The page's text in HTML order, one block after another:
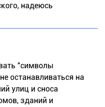
надеюсь
"символы
останавливаться на
улиц и сноса
зданий и